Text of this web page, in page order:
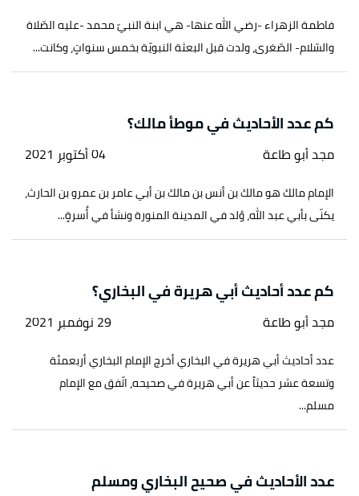
فاطمة الزهراء -رضي الله عنها- هي ابنة النبيّ محمد -عليه الصّلاة
والسّلام- الصّغرى، ولدت قبل البعثة النبويّة بخمس سنواتٍ، وكانت...
كم عدد الأحاديث في موطأ مالك؟
مجد أبو طاعة 04 أكتوبر 2021
الإمام مالك هو مالك بن أنس بن مالك بن أبي عامر بن عمرو بن الحارث،
يكنّى بأبي عبد الله، وُلد في المدينة المنورة ونشأ في أُسرةٍ...
كم عدد أحاديث أبي هريرة في البخاري؟
مجد أبو طاعة 29 نوفمبر 2021
عدد أحاديث أبي هريرة في البخاري أخرج الإمام البخاري أربعمئة
وتسعة عشر حديثاً عن أبي هريرة في صحيحه، اتّفق مع الإمام
مسلم...
عدد الأحاديث في صحيح البخاري ومسلم